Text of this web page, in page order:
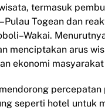
termasuk
Togean dan
menciptakan arus
ekonomi masyarakat
percepatan
seperti hotel untuk